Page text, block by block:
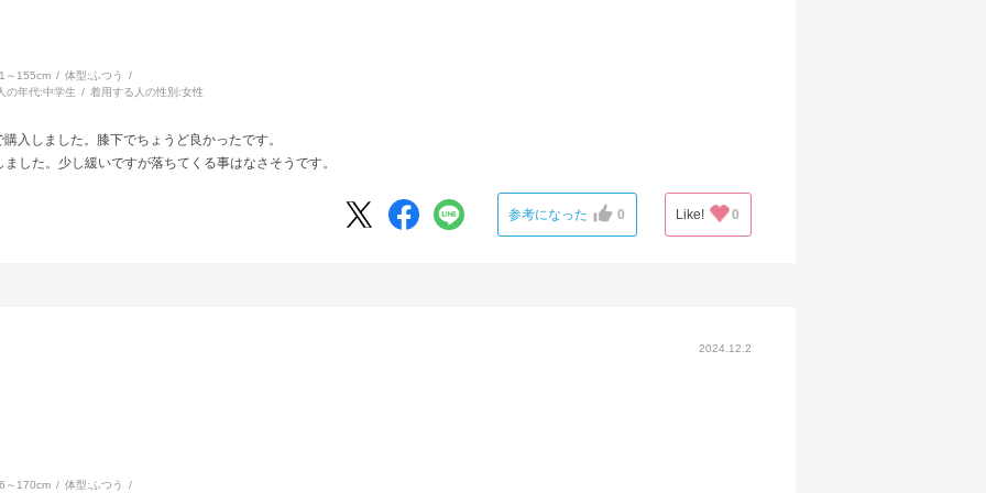
～155cm 体型: ふつう
の年代:中学生 着用する人の性別:女性
入しました。膝下でちょうど良かったです。
した。少し緩いですが落ちてくる事はなさそうです。
参考になった 0 Like! 0
2024.12.2
～170cm 体型: ふつう